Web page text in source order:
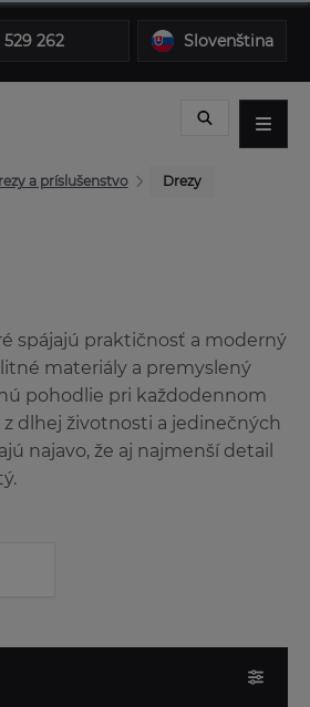
262 Slovenština
a príslušenstvo Drezy
spájajú praktičnosť a moderný
materiály a premyslený
pohodlie pri každodennom
z dlhej životnosti a jedinečných
najavo, že aj najmenší detail